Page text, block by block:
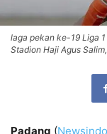
laga pekan ke-19 Liga
Stadion Haji Agus
Padang (